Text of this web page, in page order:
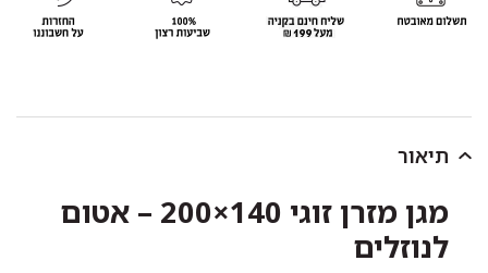
תיאור
מגן מזרן זוגי 140×200 – אטום
לנוזלים